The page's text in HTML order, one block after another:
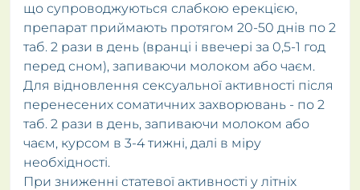
що супроводжуються слабкою ерекцією,
препарат приймають протягом 20-50 днів по 2
таб. 2 рази в день (вранці і ввечері за 0,5-1 год
перед сном), запиваючи молоком або чаєм.
Для відновлення сексуальної активності після
перенесених соматичних захворювань - по 2
таб. 2 рази в день, запиваючи молоком або
чаєм, курсом в 3-4 тижні, далі в міру
необхідності.
При зниженні статевої активності у літніх